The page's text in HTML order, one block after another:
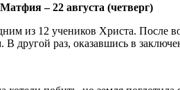
– 22 августа (четверг)
из 12 учеников Христа. После
другой раз, оказавшись в